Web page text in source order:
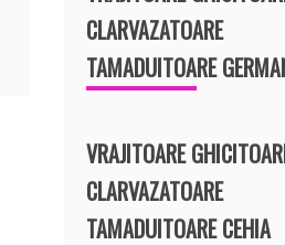
CLARVAZATOARE
TAMADUITOARE
VRAJITOARE
CLARVAZATOARE
TAMADUITOARE CEHIA